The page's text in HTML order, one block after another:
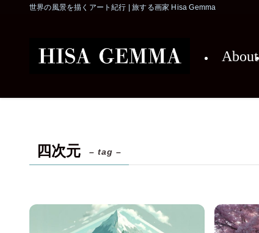
世界の風景を描くアート紀行 | 旅する画家 Hisa Gemma
About
四次元 – tag –